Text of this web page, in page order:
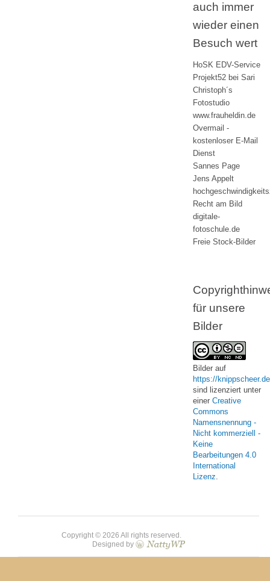
auch immer
wieder einen
Besuch wert
HoSK EDV-Service
Projekt52 bei Sari
Christoph´s
Fotostudio
www.frauheldin.de
Overmail -
kostenloser E-Mail
Dienst
Sannes Page
Jens Appelt
Recht am Bild
digitale-
fotoschule.de
Freie Stock-Bilder
für unsere
Bilder
Bilder auf
https://knippscheer.de
sind lizenziert unter
einer Creative
Commons
Namensnennung -
Nicht kommerziell -
Keine
Bearbeitungen 4.0
International
Lizenz.
Copyright © 2026 All rights reserved.
Designed by